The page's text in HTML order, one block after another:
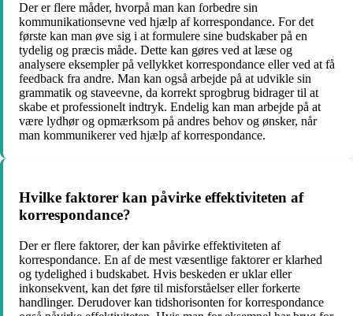
Der er flere måder, hvorpå man kan forbedre sin
kommunikationsevne ved hjælp af korrespondance. For det
første kan man øve sig i at formulere sine budskaber på en
tydelig og præcis måde. Dette kan gøres ved at læse og
analysere eksempler på vellykket korrespondance eller ved at få
feedback fra andre. Man kan også arbejde på at udvikle sin
grammatik og staveevne, da korrekt sprogbrug bidrager til at
skabe et professionelt indtryk. Endelig kan man arbejde på at
være lydhør og opmærksom på andres behov og ønsker, når
man kommunikerer ved hjælp af korrespondance.
Hvilke faktorer kan påvirke effektiviteten af
korrespondance?
Der er flere faktorer, der kan påvirke effektiviteten af
korrespondance. En af de mest væsentlige faktorer er klarhed
og tydelighed i budskabet. Hvis beskeden er uklar eller
inkonsekvent, kan det føre til misforståelser eller forkerte
handlinger. Derudover kan tidshorisonten for korrespondance